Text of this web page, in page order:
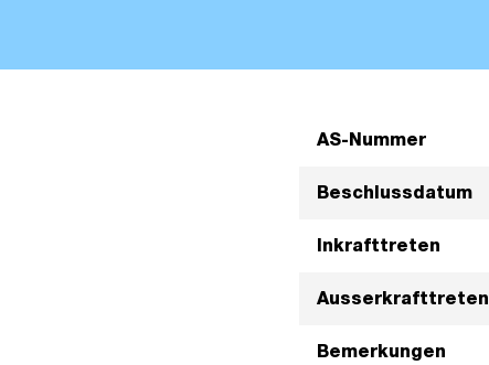
AS-Nummer
Beschlussdatum
Inkrafttreten
Ausserkrafttreten
Bemerkungen